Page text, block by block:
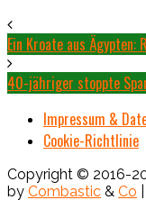
Ein Kroate aus
40-jähriger stoppte
Impressum &
Cookie-Richtlinie
Copyright © 2016-
by Combastic & Co